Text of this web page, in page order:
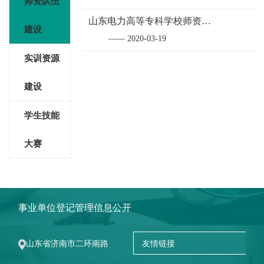
建设
实训资源
建设
学生技能
大赛
山东电力高等专科学校师资队伍概况
—— 2020-03-19
事业单位登记管理信息公开
山东省济南市二环南路